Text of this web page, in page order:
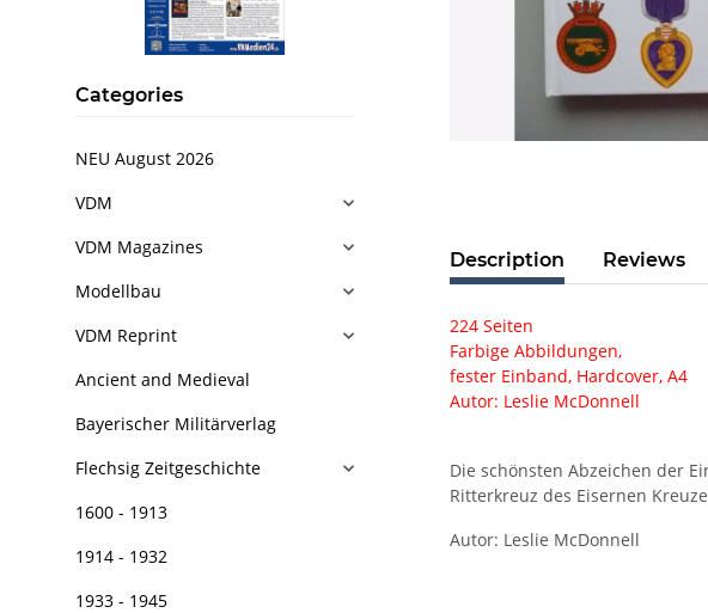
Description Reviews
224 Seiten
Farbige Abbildungen,
fester Einband, Hardcover, A4
Autor: Leslie McDonnell
Die schönsten Abzeichen der
Ritterkreuz des Eisernen
Autor: Leslie McDonnell
Categories
NEU August 2026
VDM
VDM Magazines
Modellbau
VDM Reprint
Ancient and Medieval
Bayerischer Militärverlag
Flechsig Zeitgeschichte
1600 - 1913
1914 - 1932
1933 - 1945